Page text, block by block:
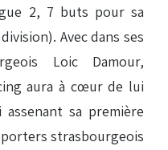
2, 7 buts pour sa
Avec dans ses
Loic Damour,
aura à cœur de lui
sa première
strasbourgeois